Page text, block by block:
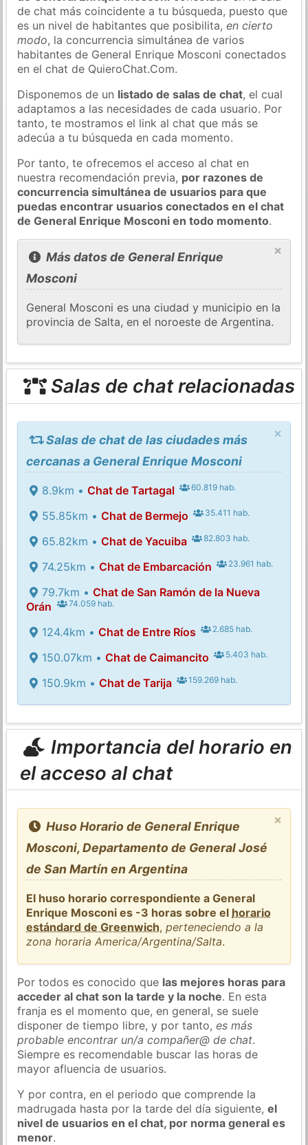
de chat más coincidente a tu búsqueda, puesto que
es un nivel de habitantes que posibilita,en cierto
modo, la concurrencia simultánea de varios
habitantes de General Enrique Mosconi conectados
en el chat de QuieroChat.Com.
Disponemos de un listado de salas de chat, el cual
adaptamos a las necesidades de cada usuario. Por
tanto, te mostramos el link al chat que más se
adecúa a tu búsqueda en cada momento.
Por tanto, te ofrecemos el acceso al chat en
nuestra recomendación previa, por razones de
concurrencia simultánea de usuarios para que
puedas encontrar usuarios conectados en el chat
de General Enrique Mosconi en todo momento.
×
Más datos de General Enrique
Mosconi
General Mosconi es una ciudad y municipio en la
provincia de Salta, en el noroeste de Argentina.
Salas de chat relacionadas
×
Salas de chat de las ciudades más
cercanas a General Enrique Mosconi
8.9km • Chat de Tartagal 60.819 hab.
55.85km • Chat de Bermejo 35.411 hab.
65.82km • Chat de Yacuiba 82.803 hab.
74.25km • Chat de Embarcación 23.961 hab.
79.7km • Chat de San Ramón de la Nueva
Orán
74.059 hab.
124.4km • Chat de Entre Ríos 2.685 hab.
150.07km • Chat de Caimancito 5.403 hab.
150.9km • Chat de Tarija 159.269 hab.
Importancia del horario en
el acceso al chat
×
Huso Horario de General Enrique
Mosconi, Departamento de General José
de San Martín en Argentina
El huso horario correspondiente a General
Enrique Mosconi es -3 horas sobre el horario
estándard de Greenwich,perteneciendo a la
zona horaria America/Argentina/Salta.
Por todos es conocido que las mejores horas para
acceder al chat son la tarde y la noche. En esta
franja es el momento que, en general, se suele
disponer de tiempo libre, y por tanto,es más
probable encontrar un/a compañer@ de chat.
Siempre es recomendable buscar las horas de
mayor afluencia de usuarios.
Y por contra, en el periodo que comprende la
madrugada hasta por la tarde del día siguiente,el
nivel de usuarios en el chat, por norma general es
menor.